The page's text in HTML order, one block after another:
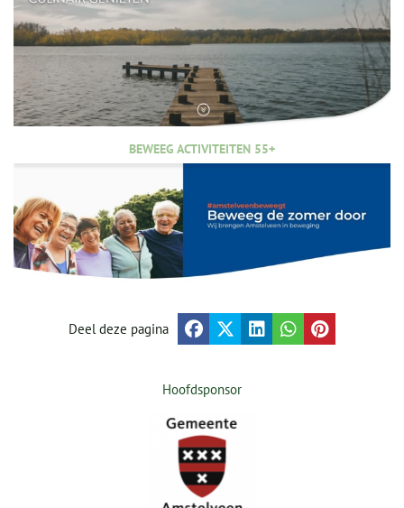
BEWEEG ACTIVITEITEN 55+
Deel deze pagina
Hoofdsponsor